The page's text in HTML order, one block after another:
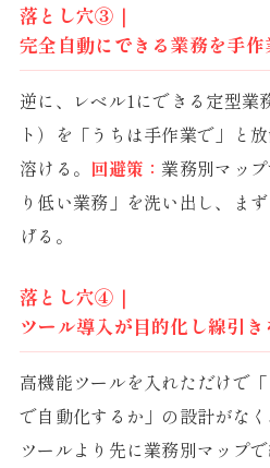
落とし穴③｜
完全自動にできる業務を手
逆に、レベル1にできる定型業
ト）を「うちは手作業で」と
溶ける。 回避策： 業務別マッ
り低い業務」を洗い出し、ま
げる。
落とし穴④｜
ツール導入が目的化し線引
高機能ツールを入れただけで
で自動化するか」の設計がなく
ツールより先に業務別マップ